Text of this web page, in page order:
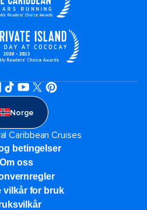
Norge
Caribbean Cruises
betingelser
Om oss
vilkår for bruk